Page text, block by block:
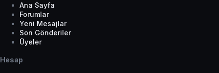
Ana Sayfa
Forumlar
Yeni Mesajlar
Son Gönderiler
Üyeler
Hesap